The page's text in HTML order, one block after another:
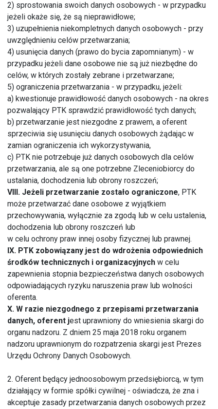
2) sprostowania swoich danych osobowych - w przypadku
jeżeli okaże się, że są nieprawidłowe;
3) uzupełnienia niekompletnych danych osobowych - przy
uwzględnieniu celów przetwarzania;
4) usunięcia danych (prawo do bycia zapomnianym) - w
przypadku jeżeli dane osobowe nie są już niezbędne do
celów, w których zostały zebrane i przetwarzane;
5) ograniczenia przetwarzania - w przypadku, jeżeli:
a) kwestionuje prawidłowość danych osobowych - na okres
pozwalający PTK sprawdzić prawidłowość tych danych;
b) przetwarzanie jest niezgodne z prawem, a oferent
sprzeciwia się usunięciu danych osobowych żądając w
zamian ograniczenia ich wykorzystywania,
c) PTK nie potrzebuje już danych osobowych dla celów
przetwarzania, ale są one potrzebne Zleceniobiorcy do
ustalania, dochodzenia lub obrony roszczeń;
VIII. Jeżeli przetwarzanie zostało ograniczone, PTK
może przetwarzać dane osobowe z wyjątkiem
przechowywania, wyłącznie za zgodą lub w celu ustalenia,
dochodzenia lub obrony roszczeń lub
w celu ochrony praw innej osoby fizycznej lub prawnej.
IX. PTK zobowiązany jest do wdrożenia odpowiednich
środków technicznych i organizacyjnych w celu
zapewnienia stopnia bezpieczeństwa danych osobowych
odpowiadających ryzyku naruszenia praw lub wolności
oferenta.
X. W razie niezgodnego z przepisami przetwarzania
danych, oferent jest uprawniony do wniesienia skargi do
organu nadzoru. Z dniem 25 maja 2018 roku organem
nadzoru uprawnionym do rozpatrzenia skargi jest Prezes
Urzędu Ochrony Danych Osobowych.
2. Oferent będący jednoosobowym przedsiębiorcą, w tym
działający w formie spółki cywilnej - oświadcza, że zna i
akceptuje zasady przetwarzania danych osobowych przez